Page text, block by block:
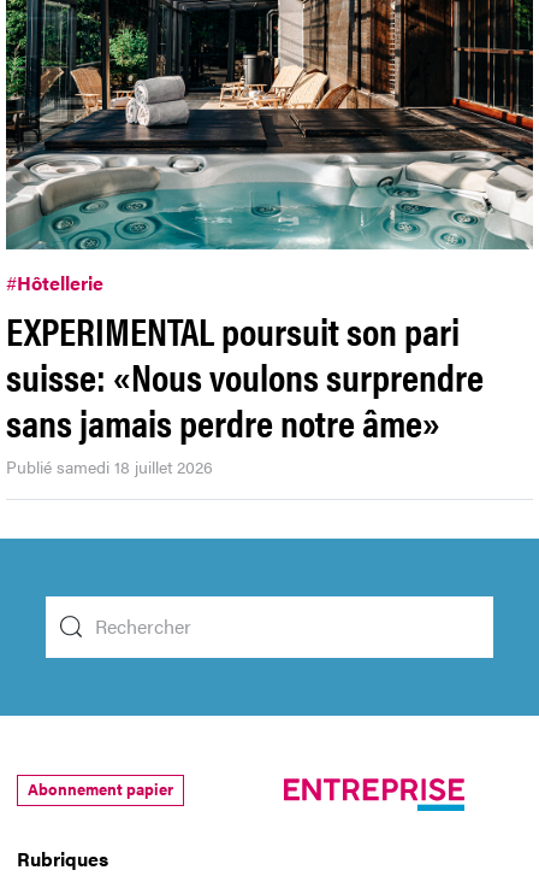
#Hôtellerie
EXPERIMENTAL poursuit son pari
suisse: «Nous voulons surprendre
sans jamais perdre notre âme»
Publié samedi 18 juillet 2026
Rubriques
Abonnement papier